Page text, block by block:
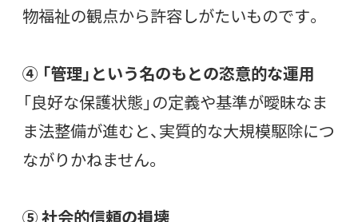
物福祉の観点から許容しがたいものです。
④ 「管理」という名のもとの恣意的な運用
「良好な保護状態」の定義や基準が曖昧なま
ま法整備が進むと、実質的な大規模駆除につ
ながりかねません。
⑤ 社会的信頼の損壊